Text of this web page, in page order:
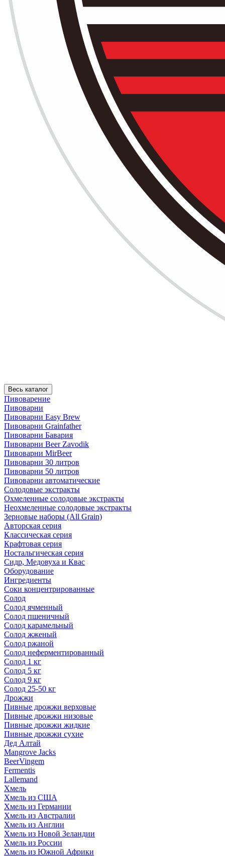
Весь каталог
Пивоварение
Пивоварни
Пивоварни Easy Brew
Пивоварни Grainfather
Пивоварни Бавария
Пивоварни Beer Zavodik
Пивоварни MirBeer
Пивоварни 30 литров
Пивоварни 50 литров
Пивоварни автоматические
Солодовые экстракты
Охмеленные солодовые экстракты
Неохмеленные солодовые экстракты
Зерновые наборы (All Grain)
Авторская серия
Классическая серия
Крафтовая серия
Ностальгическая серия
Сидр, Медовуха и Квас
Оборудование
Ингредиенты
Соки концентрированные
Солод
Солод ячменный
Солод пшеничный
Солод карамельный
Солод жженый
Солод ржаной
Солод неферментированный
Солод 1 кг
Солод 5 кг
Солод 9 кг
Солод 25-50 кг
Дрожжи
Пивные дрожжи верховые
Пивные дрожжи низовые
Пивные дрожжи жидкие
Пивные дрожжи сухие
Дед Алтай
Mangrove Jacks
BeerVingem
Fermentis
Lallemand
Хмель
Хмель из США
Хмель из Германии
Хмель из Австралии
Хмель из Англии
Хмель из Новой Зеландии
Хмель из России
Хмель из Южной Африки